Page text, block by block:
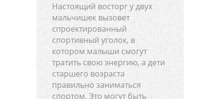
Настоящий восторг у двух
мальчишек вызовет
спроектированный
спортивный уголок, в
котором малыши смогут
тратить свою энергию, а дети
старшего возраста
правильно заниматься
спортом. Это могут быть